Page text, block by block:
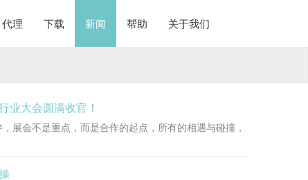
代理 下载 新闻 帮助 关于我们
业大会圆满收官！
展会不是重点，而是合作的起点，所有的相遇与碰撞，